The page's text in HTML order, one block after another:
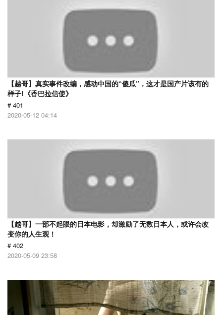
【越哥】真实事件改编，感动中国的“傻瓜”，这才是国产片该有的
样子!《香巴拉信使》
# 401
2020-05-12 04:14
【越哥】一部不起眼的日本电影，却激励了无数日本人，或许会改
变你的人生观！
# 402
2020-05-09 23:58